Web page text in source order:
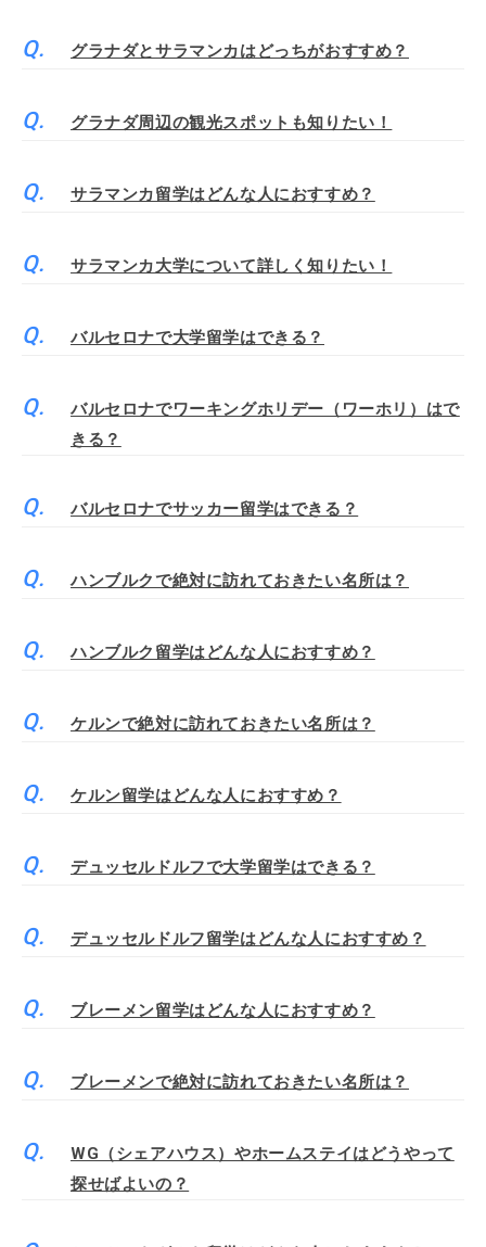
グラナダとサラマンカはどっちがおすすめ？
グラナダ周辺の観光スポットも知りたい！
サラマンカ留学はどんな人におすすめ？
サラマンカ大学について詳しく知りたい！
バルセロナで大学留学はできる？
バルセロナでワーキングホリデー（ワーホリ）はで
きる？
バルセロナでサッカー留学はできる？
ハンブルクで絶対に訪れておきたい名所は？
ハンブルク留学はどんな人におすすめ？
ケルンで絶対に訪れておきたい名所は？
ケルン留学はどんな人におすすめ？
デュッセルドルフで大学留学はできる？
デュッセルドルフ留学はどんな人におすすめ？
ブレーメン留学はどんな人におすすめ？
ブレーメンで絶対に訪れておきたい名所は？
WG（シェアハウス）やホームステイはどうやって
探せばよいの？